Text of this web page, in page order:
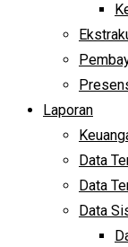
Laporan
Data
Data
Data